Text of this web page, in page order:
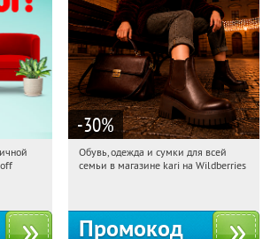
-30%
08:37:48 Получили:
Обувь, одежда и сумки для всей
семьи в магазине kari на Wildberries
Промокод